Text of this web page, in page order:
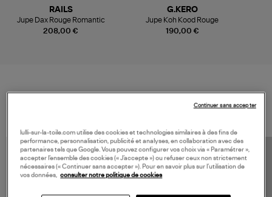
208,00 €
RAILS
Jupe Dax Rouge Romantic
190,00 €
G.KERO
Jupe Koh Kood Rouge
lulli-sur-la-toile.com utilise des cookies et technologies similaires à des fins de
performance, personnalisation, publicité et analyses, en collaboration avec des
partenaires tels que Google. Vous pouvez configurer vos choix via « Paramétrer »,
accepter l’ensemble des cookies (« J’accepte ») ou refuser ceux non strictement
nécessaires (« Continuer sans accepter »). Pour en savoir plus sur l’utilisation de
vos données, consulter notre politique de cookies
Continuer sans accepter